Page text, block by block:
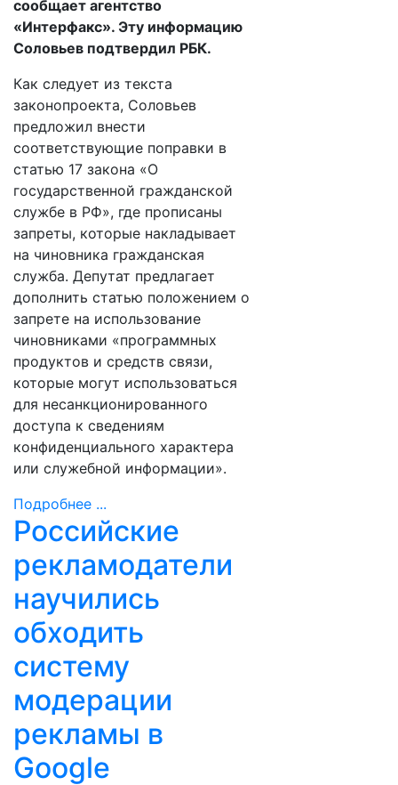
сообщает агентство
«Интерфакс». Эту информацию
Соловьев подтвердил РБК.
Как следует из текста
законопроекта, Соловьев
предложил внести
соответствующие поправки в
статью 17 закона «О
государственной гражданской
службе в РФ», где прописаны
запреты, которые накладывает
на чиновника гражданская
служба. Депутат предлагает
дополнить статью положением о
запрете на использование
чиновниками «программных
продуктов и средств связи,
которые могут использоваться
для несанкционированного
доступа к сведениям
конфиденциального характера
или служебной информации».
Подробнее ...
Российские
рекламодатели
научились
обходить
систему
модерации
рекламы в
Google